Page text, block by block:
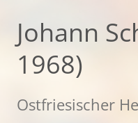
springen
Johann
1968)
Ostfriesischer